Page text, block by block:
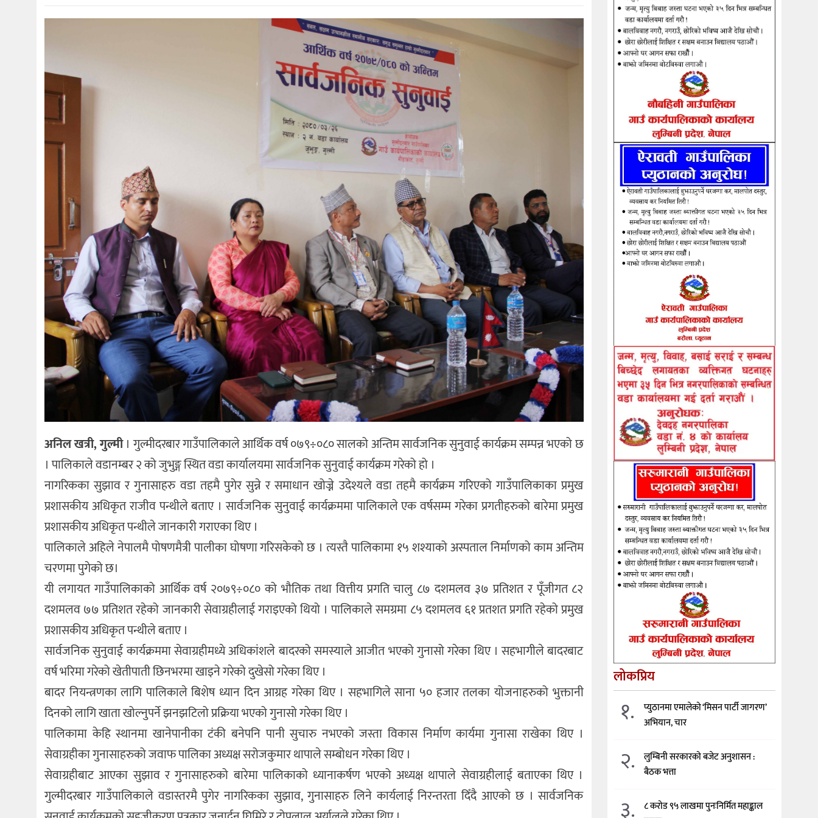
अनिल खत्री, गुल्मी। गुल्मीदरबार गाउँपालिकाले आर्थिक वर्ष ०७९÷०८० सालको अन्तिम सार्वजनिक सुनुवाई कार्यक्रम सम्पन्न भएको छ
। पालिकाले वडानम्बर २ को जुभुङ्ग स्थित वडा कार्यालयमा सार्वजनिक सुनुवाई कार्यक्रम गरेको हो ।
नागरिकका सुझाव र गुनासाहरु वडा तहमै पुगेर सुन्ने र समाधान खोज्ने उदेश्यले वडा तहमै कार्यक्रम गरिएको गाउँपालिकाका प्रमुख
प्रशासकीय अधिकृत राजीव पन्थीले बताए । सार्वजनिक सुनुवाई कार्यक्रममा पालिकाले एक वर्षसम्म गरेका प्रगतीहरुको बारेमा प्रमुख
प्रशासकीय अधिकृत पन्थीले जानकारी गराएका थिए ।
पालिकाले अहिले नेपालमै पोषणमैत्री पालीका घोषणा गरिसकेको छ । त्यस्तै पालिकामा १५ शश्याको अस्पताल निर्माणको काम अन्तिम
चरणमा पुगेको छ।
यी लगायत गाउँपालिकाको आर्थिक वर्ष २०७९÷०८० को भौतिक तथा वित्तीय प्रगति चालु ८७ दशमलव ३७ प्रतिशत र पूँजीगत ८२
दशमलव ७७ प्रतिशत रहेको जानकारी सेवाग्रहीलाई गराइएको थियो । पालिकाले समग्रमा ८५ दशमलव ६१ प्रतशत प्रगति रहेको प्रमुख
प्रशासकीय अधिकृत पन्थीले बताए ।
सार्वजनिक सुनुवाई कार्यक्रममा सेवाग्रहीमध्ये अधिकांशले बादरको समस्याले आजीत भएको गुनासो गरेका थिए । सहभागीले बादरबाट
वर्ष भरिमा गरेको खेतीपाती छिनभरमा खाइने गरेको दुखेसो गरेका थिए ।
बादर नियन्त्रणका लागि पालिकाले बिशेष ध्यान दिन आग्रह गरेका थिए । सहभागिले साना ५० हजार तलका योजनाहरुको भुक्तानी
दिनको लागि खाता खोल्नुपर्ने झनझटिलो प्रक्रिया भएको गुनासो गरेका थिए ।
पालिकामा केहि स्थानमा खानेपानीका टंकी बनेपनि पानी सुचारु नभएको जस्ता विकास निर्माण कार्यमा गुनासा राखेका थिए ।
सेवाग्रहीका गुनासाहरुको जवाफ पालिका अध्यक्ष सरोजकुमार थापाले सम्बोधन गरेका थिए ।
सेवाग्रहीबाट आएका सुझाव र गुनासाहरुको बारेमा पालिकाको ध्यानाकर्षण भएको अध्यक्ष थापाले सेवाग्रहीलाई बताएका थिए ।
गुल्मीदरबार गाउँपालिकाले वडास्तरमै पुगेर नागरिकका सुझाव, गुनासाहरु लिने कार्यलाई निरन्तरता दिँदै आएको छ । सार्वजनिक
लोकप्रिय
१.
प्युठानमा एमालेको ‘मिसन पार्टी जागरण’
अभियान, चार
२.
लुम्बिनी सरकारको बजेट अनुशासन :
बैठक भत्ता
३.
८ करोड ९५ लाखमा पुनःनिर्मित महाङ्काल